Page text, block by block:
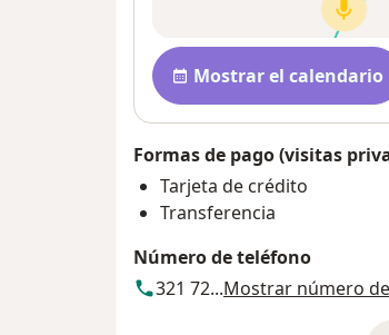
Disponibilidad
Mostrar el calendario
Formas de pago (visitas
Tarjeta de crédito
Transferencia
Número de teléfono
321 72...Mostrar número